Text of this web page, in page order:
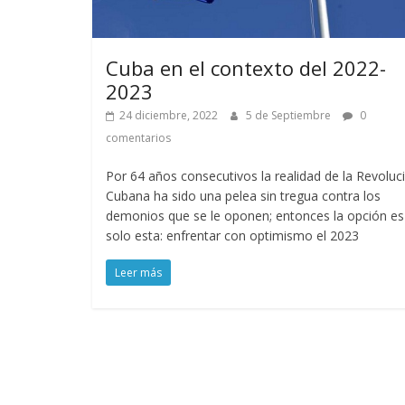
Cuba en el contexto del 2022-
2023
24 diciembre, 2022 5 de Septiembre
0
comentarios
Por 64 años consecutivos la realidad de la
Cubana ha sido una pelea sin tregua contra los
demonios que se le oponen; entonces la opción es
solo esta: enfrentar con optimismo el 2023
Leer más